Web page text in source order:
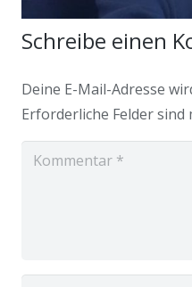
Schreibe einen
Deine E-Mail-Adresse
Erforderliche Felder sind